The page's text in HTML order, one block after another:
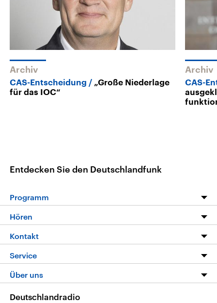
Archiv
CAS-Entscheidung
„Große Niederlage
für das IOC“
Archiv
CAS-
Entdecken Sie den Deutschlandfunk
Programm
Programm
Die Nachrichten
Nachrichtenleicht
Neue Beiträge auf dlf.de
Hören
Livestream
Podcasts
Deutschlandfunk App
Nachrichten App
Kontakt
Hörerservice
Service
FAQ
Über uns
Deutschlandradio